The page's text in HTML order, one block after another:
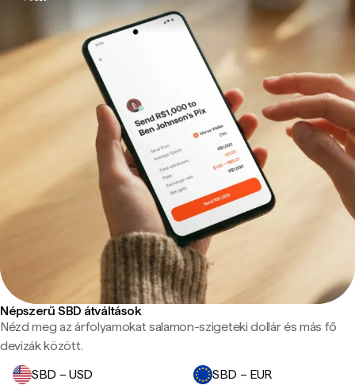
Népszerű SBD átváltások
Nézd meg az árfolyamokat salamon-szigeteki dollár és más fő
devizák között.
SBD – USD
SBD – EUR